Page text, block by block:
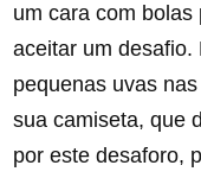
um cara com
aceitar um desafio.
pequenas uvas
sua camiseta, que
por este desaforo,